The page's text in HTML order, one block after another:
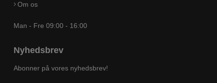
Om os
Man - Fre 09:00 - 16:00
Nyhedsbrev
Abonner på vores nyhedsbrev!